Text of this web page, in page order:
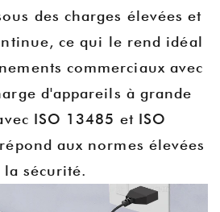
des charges élevées et
ce qui le rend idéal
commerciaux avec
d'appareils à grande
ISO 13485 et ISO
aux normes élevées
sécurité.